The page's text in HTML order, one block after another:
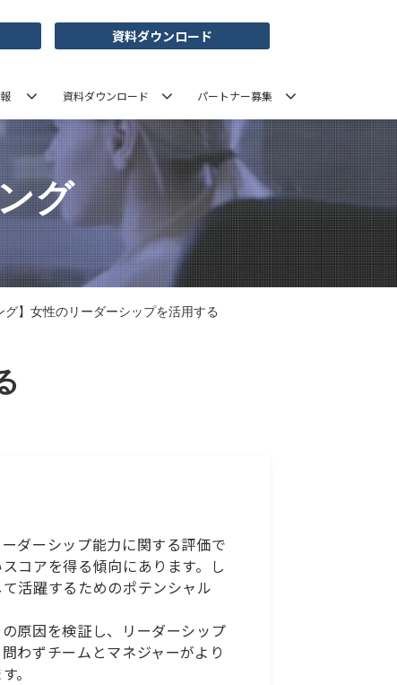
資料ダウンロード
資料ダウンロード パートナー募集
グ
グ】女性のリーダーシップを活用する
ダーシップ能力に関する評価で
コアを得る傾向にあります。し
活躍するためのポテンシャル
原因を検証し、リーダーシップ
わずチームとマネジャーがより
。